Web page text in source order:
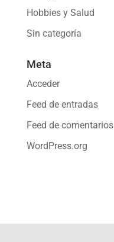
Hobbies y Salud
Sin categoría
Meta
Acceder
Feed de entradas
Feed de comentarios
WordPress.org